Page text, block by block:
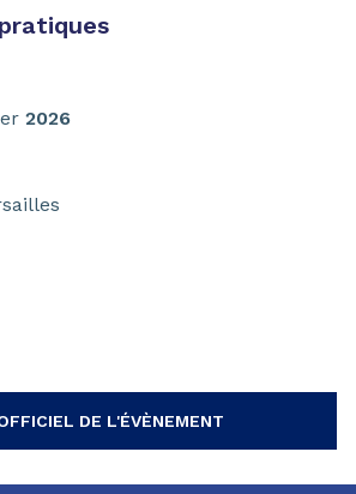
pratiques
2026
DE L'ÉVÈNEMENT